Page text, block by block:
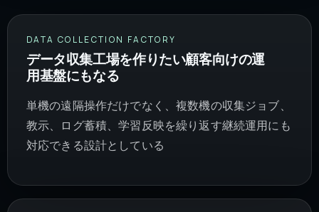
DATA COLLECTION FACTORY
データ収集工場を作りたい顧客向けの運
用基盤にもなる
単機の遠隔操作だけでなく、複数機の収集ジョブ、
教示、ログ蓄積、学習反映を繰り返す継続運用にも
対応できる設計としている